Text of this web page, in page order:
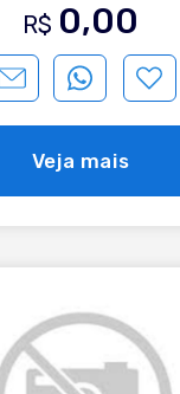
R$ 0,00
Veja mais